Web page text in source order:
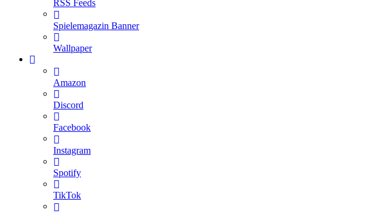
RSS Feeds
Spielemagazin Banner
Wallpaper
Amazon
Discord
Facebook
Instagram
Spotify
TikTok